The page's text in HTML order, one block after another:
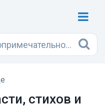
стихов и